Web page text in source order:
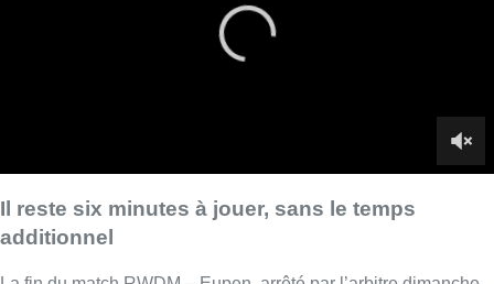
soir à la suite de jets de pétards sur la pelouse, sera jouée
mercredi à 15h00, à huis clos. Les deux équipes monteront sur
le terrain pour jouer les dernières minutes de la rencontre,
Pour Gauthier Ganaye le directeur général du club de
Molenbeek, tout est encore possible dans ce match. La tactique
sera d’ailleurs mise au point par Claudio Caçapa, qui n’est
donc pas encore inquiété. “C’est lui qui va prendre la rencontre,
c’est cette décision qui a été prise. Il y a des nouveaux joueurs